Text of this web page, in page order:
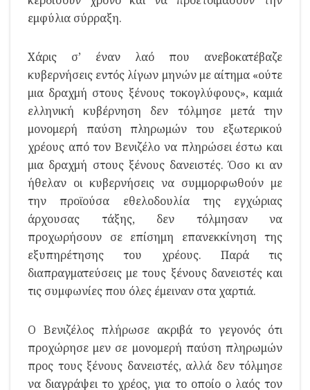
εμφύλια σύρραξη.
Χάρις σ’ έναν λαό που ανεβοκατέβαζε
κυβερνήσεις εντός λίγων μηνών με αίτημα «ούτε
μια δραχμή στους ξένους τοκογλύφους», καμιά
ελληνική κυβέρνηση δεν τόλμησε μετά την
μονομερή παύση πληρωμών του εξωτερικού
χρέους από τον Βενιζέλο να πληρώσει έστω και
μια δραχμή στους ξένους δανειστές. Όσο κι αν
ήθελαν οι κυβερνήσεις να συμμορφωθούν με
την προϊούσα εθελοδουλία της εγχώριας
άρχουσας τάξης, δεν τόλμησαν να
προχωρήσουν σε επίσημη επανεκκίνηση της
εξυπηρέτησης του χρέους. Παρά τις
διαπραγματεύσεις με τους ξένους δανειστές και
τις συμφωνίες που όλες έμειναν στα χαρτιά.
Ο Βενιζέλος πλήρωσε ακριβά το γεγονός ότι
προχώρησε μεν σε μονομερή παύση πληρωμών
προς τους ξένους δανειστές, αλλά δεν τόλμησε
να διαγράψει το χρέος, για το οποίο ο λαός τον